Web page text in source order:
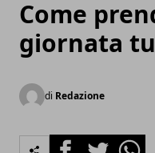
Come
giornata
di Redazione
FacebookTwitter